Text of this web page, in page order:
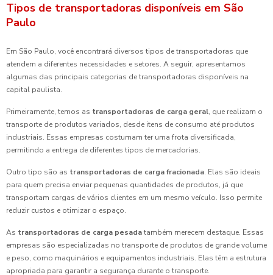
Tipos de transportadoras disponíveis em São
Paulo
Em São Paulo, você encontrará diversos tipos de transportadoras que
atendem a diferentes necessidades e setores. A seguir, apresentamos
algumas das principais categorias de transportadoras disponíveis na
capital paulista.
Primeiramente, temos as transportadoras de carga geral, que realizam o
transporte de produtos variados, desde itens de consumo até produtos
industriais. Essas empresas costumam ter uma frota diversificada,
permitindo a entrega de diferentes tipos de mercadorias.
Outro tipo são as transportadoras de carga fracionada. Elas são ideais
para quem precisa enviar pequenas quantidades de produtos, já que
transportam cargas de vários clientes em um mesmo veículo. Isso permite
reduzir custos e otimizar o espaço.
As transportadoras de carga pesadatambém merecem destaque. Essas
empresas são especializadas no transporte de produtos de grande volume
e peso, como maquinários e equipamentos industriais. Elas têm a estrutura
apropriada para garantir a segurança durante o transporte.